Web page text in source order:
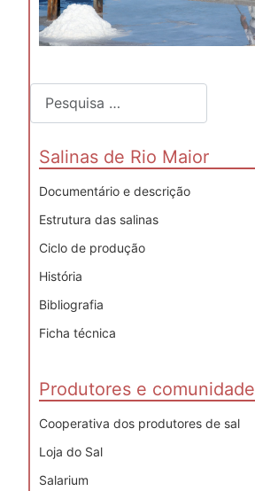
Salinas de Rio Maior
Documentário e descrição
Estrutura das salinas
Ciclo de produção
História
Bibliografia
Ficha técnica
Produtores e comunidade
Cooperativa dos produtores de sal
Loja do Sal
Salarium